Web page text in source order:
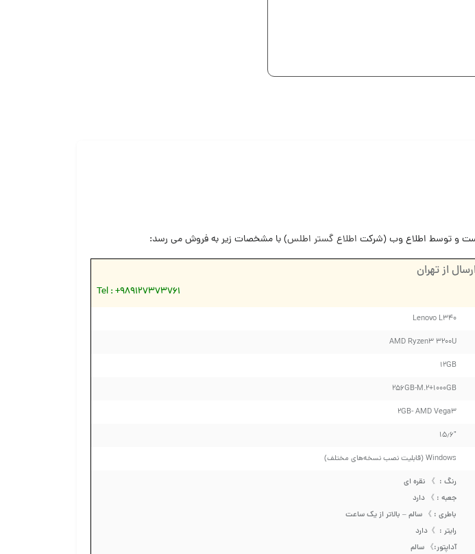
اطلاع گستر اطلس) با مشخصات زیر به فروش می رسد:
ارسال از تهران
Tel : +989127373761
Lenovo L340
AMD Ryzen3 3200U
۱۲GB
۲۵۶GB-M.2+1000GB
۲GB- AMD Vega3
۱۵٫۶″
Windows (قابلیت نصب نسخه‌های مختلف)
رنگ : 》 نقره ای
جعبه : 》 دارد
باطری : 》 سالم – بالاتر از یک ساعت
رایتر : 》دارد
آداپتور:》 سالم